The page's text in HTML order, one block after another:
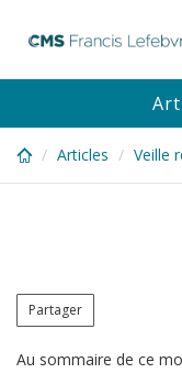
content
Articles Veille
Partager
Au sommaire de ce